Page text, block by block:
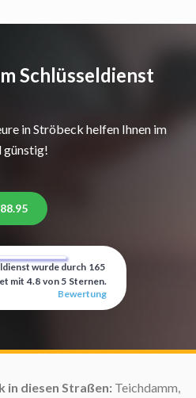
Schlüsseldienst
in Ströbeck helfen Ihnen im
günstig!
wurde durch 165
mit 4.8 von 5 Sternen.
Bewertung
in diesen Straßen: Teichdamm,